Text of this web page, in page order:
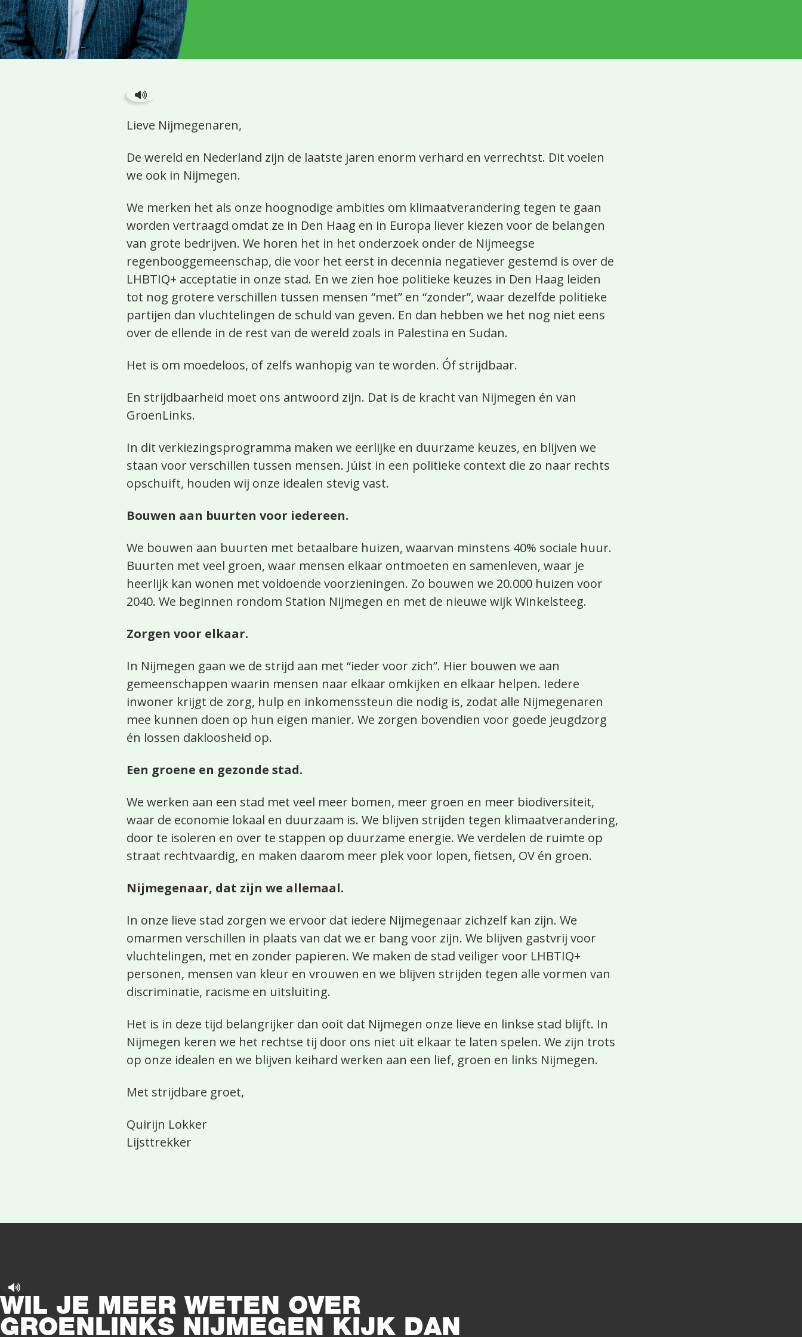
Lieve Nijmegenaren,
De wereld en Nederland zijn de laatste jaren enorm verhard en verrechtst. Dit voelen
we ook in Nijmegen.
We merken het als onze hoognodige ambities om klimaatverandering tegen te gaan
worden vertraagd omdat ze in Den Haag en in Europa liever kiezen voor de belangen
van grote bedrijven. We horen het in het onderzoek onder de Nijmeegse
regenbooggemeenschap, die voor het eerst in decennia negatiever gestemd is over de
LHBTIQ+ acceptatie in onze stad. En we zien hoe politieke keuzes in Den Haag leiden
tot nog grotere verschillen tussen mensen “met” en “zonder”, waar dezelfde politieke
partijen dan vluchtelingen de schuld van geven. En dan hebben we het nog niet eens
over de ellende in de rest van de wereld zoals in Palestina en Sudan.
Het is om moedeloos, of zelfs wanhopig van te worden. Óf strijdbaar.
En strijdbaarheid moet ons antwoord zijn. Dat is de kracht van Nijmegen én van
GroenLinks.
In dit verkiezingsprogramma maken we eerlijke en duurzame keuzes, en blijven we
staan voor verschillen tussen mensen. Júist in een politieke context die zo naar rechts
opschuift, houden wij onze idealen stevig vast.
Bouwen aan buurten voor iedereen.
We bouwen aan buurten met betaalbare huizen, waarvan minstens 40% sociale huur.
Buurten met veel groen, waar mensen elkaar ontmoeten en samenleven, waar je
heerlijk kan wonen met voldoende voorzieningen. Zo bouwen we 20.000 huizen voor
2040. We beginnen rondom Station Nijmegen en met de nieuwe wijk Winkelsteeg.
Zorgen voor elkaar.
In Nijmegen gaan we de strijd aan met “ieder voor zich”. Hier bouwen we aan
gemeenschappen waarin mensen naar elkaar omkijken en elkaar helpen. Iedere
inwoner krijgt de zorg, hulp en inkomenssteun die nodig is, zodat alle Nijmegenaren
mee kunnen doen op hun eigen manier. We zorgen bovendien voor goede jeugdzorg
én lossen dakloosheid op.
Een groene en gezonde stad.
We werken aan een stad met veel meer bomen, meer groen en meer biodiversiteit,
waar de economie lokaal en duurzaam is. We blijven strijden tegen klimaatverandering,
door te isoleren en over te stappen op duurzame energie. We verdelen de ruimte op
straat rechtvaardig, en maken daarom meer plek voor lopen, fietsen, OV én groen.
Nijmegenaar, dat zijn we allemaal.
In onze lieve stad zorgen we ervoor dat iedere Nijmegenaar zichzelf kan zijn. We
omarmen verschillen in plaats van dat we er bang voor zijn. We blijven gastvrij voor
vluchtelingen, met en zonder papieren. We maken de stad veiliger voor LHBTIQ+
personen, mensen van kleur en vrouwen en we blijven strijden tegen alle vormen van
discriminatie, racisme en uitsluiting.
Het is in deze tijd belangrijker dan ooit dat Nijmegen onze lieve en linkse stad blijft. In
Nijmegen keren we het rechtse tij door ons niet uit elkaar te laten spelen. We zijn trots
op onze idealen en we blijven keihard werken aan een lief, groen en links Nijmegen.
Met strijdbare groet,
Quirijn Lokker
Lijsttrekker
WIL JE MEER WETEN OVER
GROENLINKS NIJMEGEN KIJK DAN